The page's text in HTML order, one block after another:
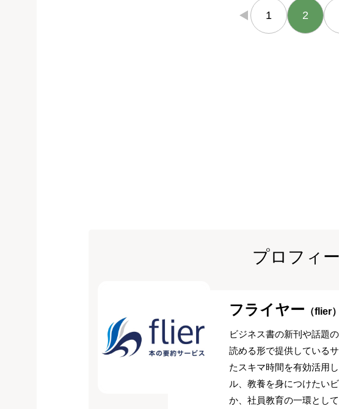
← 1 2
プロフィ
フライヤー （flier）
ビジネス書の新刊や話題
読める形で提供している
たスキマ時間を有効活用
ル、教養を身につけたい
か、社員教育の一環とし